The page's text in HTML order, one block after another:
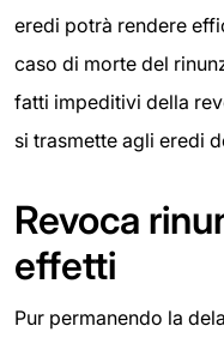
eredi potrà rendere
caso di morte del
fatti impeditivi della
si trasmette agli eredi
Revoca
effetti
Pur permanendo la